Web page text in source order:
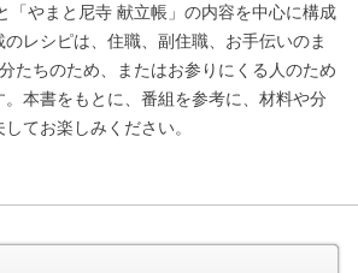
「やまと尼寺 献立帳」の内容を中心に構成
のレシピは、住職、副住職、お手伝いのま
たちのため、またはお参りにくる人のため
本書をもとに、番組を参考に、材料や分
てお楽しみください。